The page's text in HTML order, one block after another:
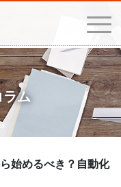
ラム
始めるべき？自動化